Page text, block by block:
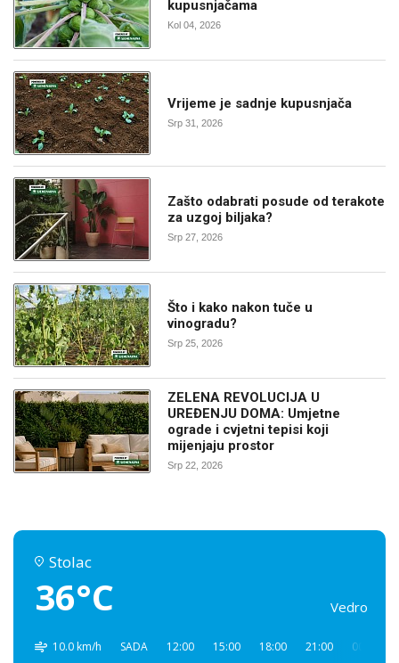
kupusnjačama
Kol 04, 2026
Vrijeme je sadnje kupusnjača
Srp 31, 2026
Zašto odabrati posude od terakote
za uzgoj biljaka?
Srp 27, 2026
Što i kako nakon tuče u
vinogradu?
Srp 25, 2026
ZELENA REVOLUCIJA U
UREĐENJU DOMA: Umjetne
ograde i cvjetni tepisi koji
mijenjaju prostor
Srp 22, 2026
Stolac
36°C Vedro
10.0 km/h
SADA 12:00 15:00 18:00 21:00 00:00